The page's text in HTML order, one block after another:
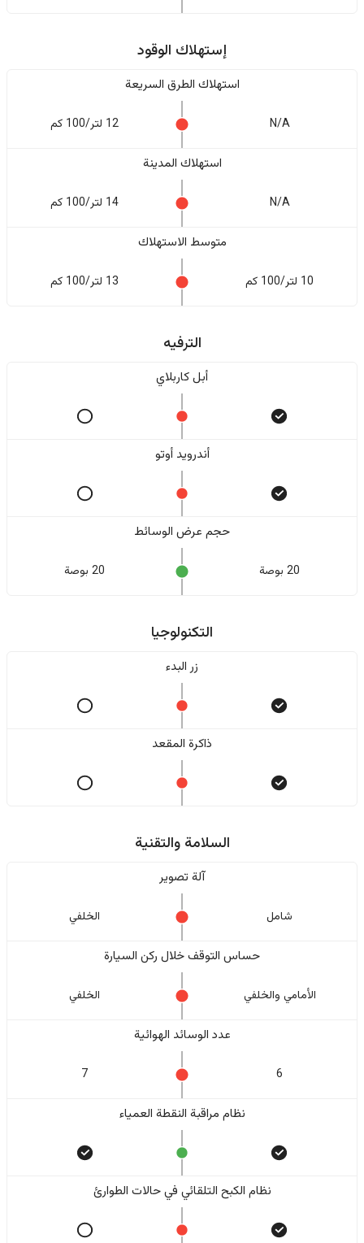
إستهلاك الوقود
استهلاك الطرق السريعة
N/A 12 لتر/100 كم
استهلاك المدينة
N/A 14 لتر/100 كم
متوسط الاستهلاك
10 لتر/100 كم 13 لتر/100 كم
الترفيه
أبل كاربلاي
أندرويد أوتو
حجم عرض الوسائط
20 بوصة 20 بوصة
التكنولوجيا
زر البدء
ذاكرة المقعد
السلامة والتقنية
آلة تصوير
شامل الخلفي
حساس التوقف خلال ركن السيارة
الأمامي والخلفي الخلفي
عدد الوسائد الهوائية
6
7
نظام مراقبة النقطة العمياء
نظام الكبح التلقائي في حالات الطوارئ